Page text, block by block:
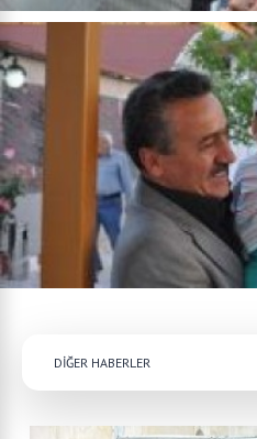
DİĞER HABERLER